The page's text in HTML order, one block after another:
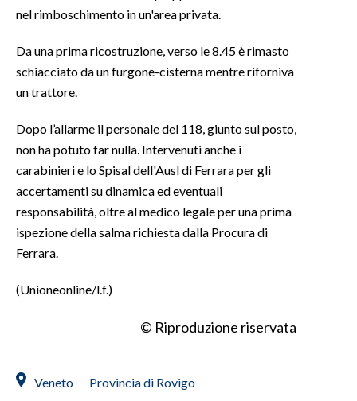
SARDEGNA TURISMO
SARDI NEL MONDO
NOTIZIE
EVENTI
#CARAUNIONE
3 MINUTI CON
INSULARITÀ
INFO AZIENDE
ANNUNCI
SPIAGGE
nel rimboschimento in un'area privata.
Da una prima ricostruzione, verso le 8.45 è rimasto
schiacciato da un furgone-cisterna mentre riforniva
un trattore.
Dopo l’allarme il personale del 118, giunto sul posto,
non ha potuto far nulla. Intervenuti anche i
carabinieri e lo Spisal dell'Ausl di Ferrara per gli
accertamenti su dinamica ed eventuali
responsabilità, oltre al medico legale per una prima
ispezione della salma richiesta dalla Procura di
Ferrara.
(Unioneonline/l.f.)
© Riproduzione riservata
Veneto Provincia di Rovigo